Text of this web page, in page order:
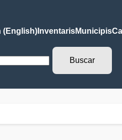
(English)InventarisMunicipis